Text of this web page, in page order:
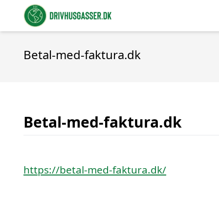
Betal-med-faktura.dk
Betal-med-faktura.dk
https://betal-med-faktura.dk/